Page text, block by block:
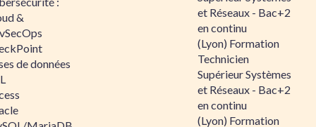
&
de données
et Réseaux - Bac+2
en continu
(Lyon) Formation
Technicien
Supérieur Systèmes
et Réseaux - Bac+2
en continu
(Lyon) Formation